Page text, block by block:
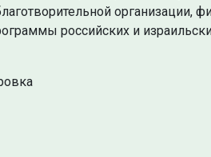
организации,
российских и